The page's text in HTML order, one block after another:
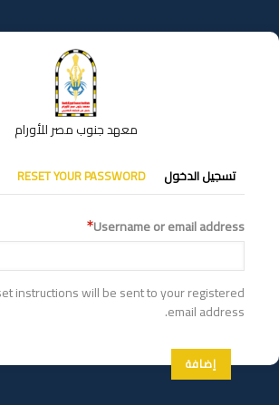
إلى
المحتوى
معهد جنوب مصر للأورام
التبويبات
الأساسية
تسجيل الدخول RESET YOUR PASSWORD
Username or email address
instructions will be sent to your registered
email address.